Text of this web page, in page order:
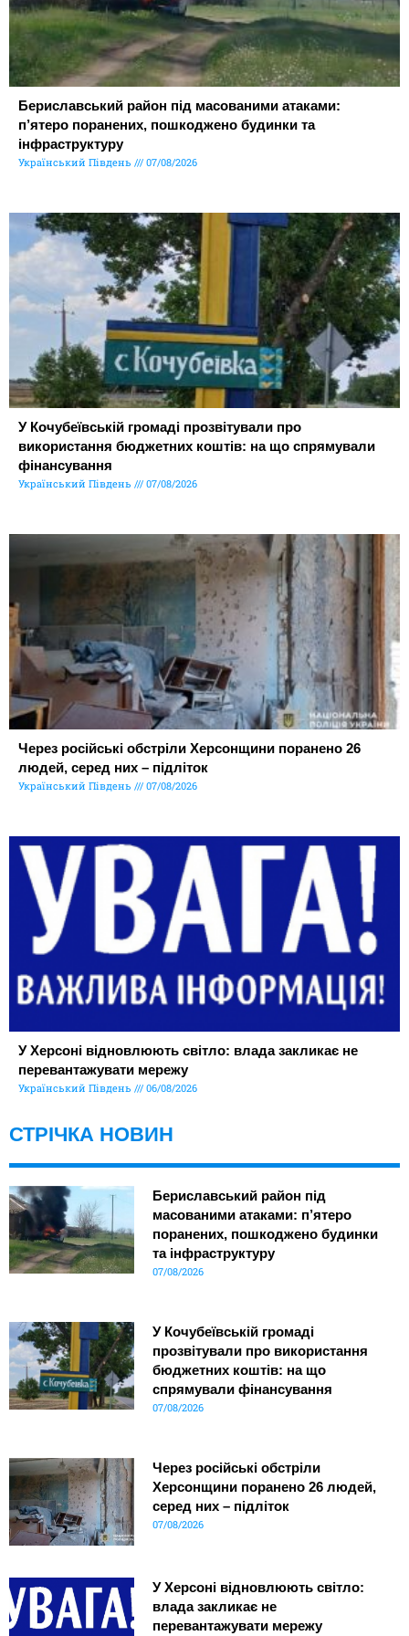
Бериславський район під масованими атаками:
п’ятеро поранених, пошкоджено будинки та
інфраструктуру
Український Південь 07/08/2026
У Кочубеївській громаді прозвітували про
використання бюджетних коштів: на що спрямували
фінансування
Український Південь 07/08/2026
Через російські обстріли Херсонщини поранено 26
людей, серед них – підліток
Український Південь 07/08/2026
У Херсоні відновлюють світло: влада закликає не
перевантажувати мережу
Український Південь 06/08/2026
СТРІЧКА НОВИН
Бериславський район під
масованими атаками: п’ятеро
поранених, пошкоджено будинки
та інфраструктуру
07/08/2026
У Кочубеївській громаді
прозвітували про використання
бюджетних коштів: на що
спрямували фінансування
07/08/2026
Через російські обстріли
Херсонщини поранено 26 людей,
серед них – підліток
07/08/2026
У Херсоні відновлюють світло:
влада закликає не
перевантажувати мережу